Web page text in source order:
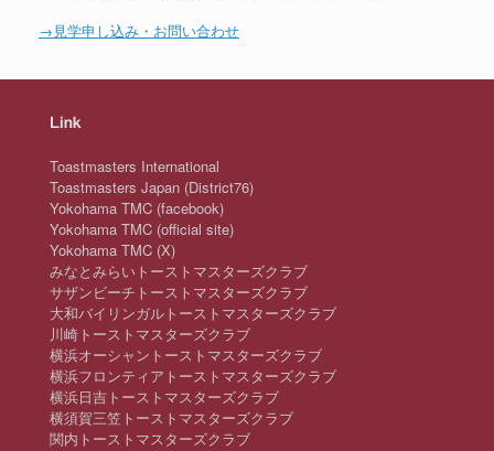
→見学申し込み・お問い合わせ
Link
Toastmasters International
Toastmasters Japan (District76)
Yokohama TMC (facebook)
Yokohama TMC (official site)
Yokohama TMC (X)
みなとみらいトーストマスターズクラブ
サザンビーチトーストマスターズクラブ
大和バイリンガルトーストマスターズクラブ
川崎トーストマスターズクラブ
横浜オーシャントーストマスターズクラブ
横浜フロンティアトーストマスターズクラブ
横浜日吉トーストマスターズクラブ
横須賀三笠トーストマスターズクラブ
関内トーストマスターズクラブ